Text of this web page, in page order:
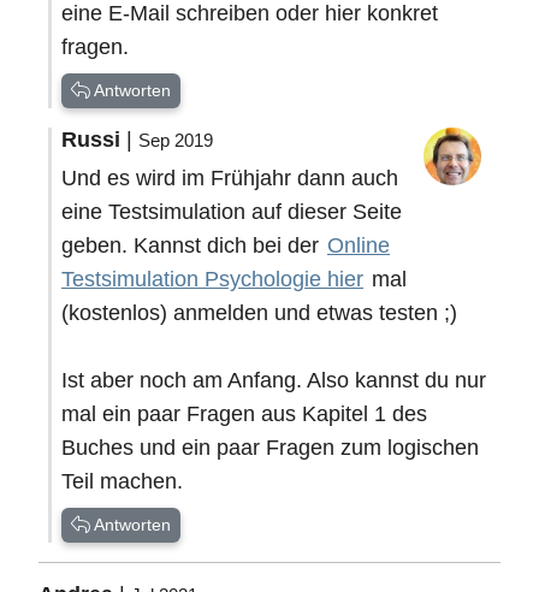
eine E-Mail schreiben oder hier konkret
fragen.
Antworten
Russi Sep 2019
Und es wird im Frühjahr dann auch
eine Testsimulation auf dieser Seite
geben. Kannst dich bei der Online
Testsimulation Psychologie hier mal
(kostenlos) anmelden und etwas testen ;)
Ist aber noch am Anfang. Also kannst du nur
mal ein paar Fragen aus Kapitel 1 des
Buches und ein paar Fragen zum logischen
Teil machen.
Antworten